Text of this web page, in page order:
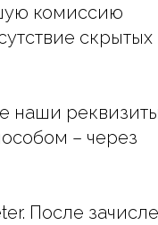
комиссию
скрытых
наши реквизиты
– через
После